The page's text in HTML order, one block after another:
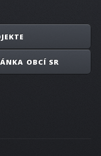
OBCÍ SR